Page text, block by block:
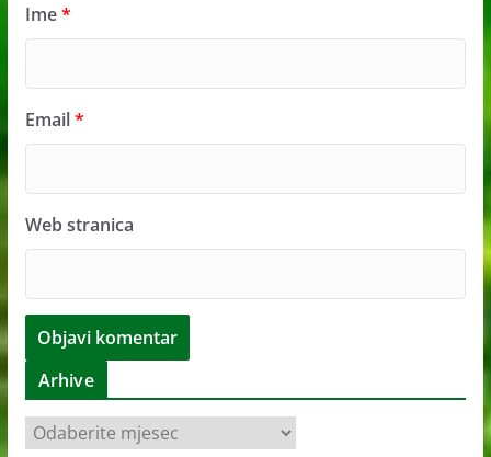
Ime*
Email*
Web stranica
Arhive